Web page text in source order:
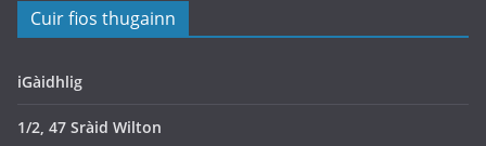
Cuir fios thugainn
iGàidhlig
1/2, 47 Sràid Wilton